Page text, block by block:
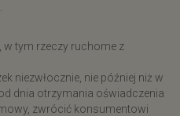
tym rzeczy ruchome z
niezwłocznie, nie później niż w
dnia otrzymania oświadczenia
zwrócić konsumentowi